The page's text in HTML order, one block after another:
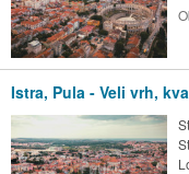
Istra, Pula - Veli vrh,